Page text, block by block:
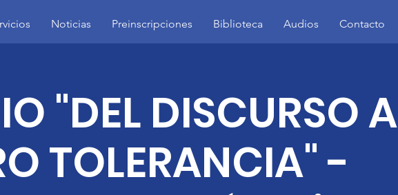
Noticias Preinscripciones Biblioteca Audios Contacto
"DEL DISCURSO A
TOLERANCIA" -